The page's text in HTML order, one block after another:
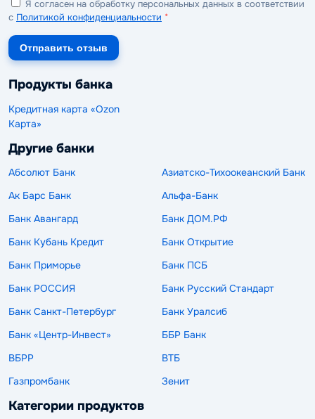
Я согласен на обработку персональных данных в соответствии
с Политикой конфиденциальности *
Отправить отзыв
Продукты банка
Кредитная карта «Ozon
Карта»
Другие банки
Абсолют Банк
Азиатско-Тихоокеанский Банк
Ак Барс Банк
Альфа-Банк
Банк Авангард
Банк ДОМ.РФ
Банк Кубань Кредит
Банк Открытие
Банк Приморье
Банк ПСБ
Банк РОССИЯ
Банк Русский Стандарт
Банк Санкт-Петербург
Банк Уралсиб
Банк «Центр-Инвест»
ББР Банк
ВБРР
ВТБ
Газпромбанк
Зенит
Категории продуктов